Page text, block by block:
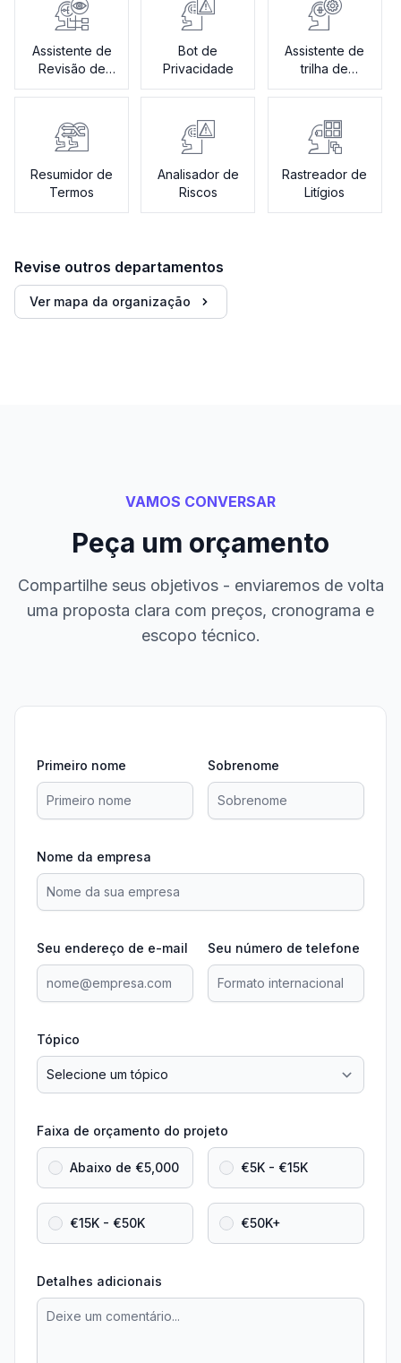
Assistente de
Revisão de
Contratos
Bot de
Privacidade
Assistente de
trilha de
auditoria
Resumidor de
Termos
Analisador de
Riscos
Rastreador de
Litígios
Revise outros departamentos
Ver mapa da organização
VAMOS CONVERSAR
Peça um orçamento
Compartilhe seus objetivos - enviaremos de volta
uma proposta clara com preços, cronograma e
escopo técnico.
Primeiro nome Sobrenome
Nome da empresa
Seu endereço de e-mail Seu número de telefone
Tópico
Faixa de orçamento do projeto
Abaixo de €5,000 €5K - €15K
€15K - €50K €50K+
Detalhes adicionais